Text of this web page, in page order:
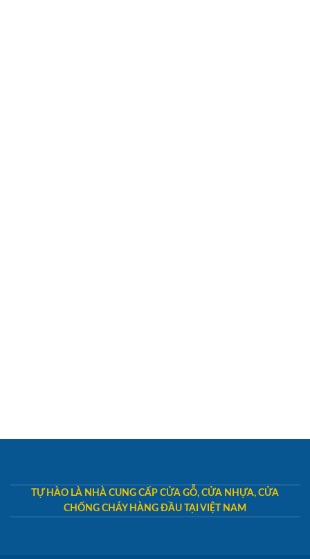
TỰ HÀO LÀ NHÀ CUNG CẤP CỬA GỖ, CỬA NHỰA, CỬA
CHỐNG CHÁY HÀNG ĐẦU TẠI VIỆT NAM